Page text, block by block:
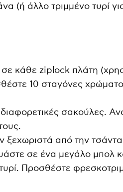
(ή άλλο τριμμένο τυρί
κάθε ziplock πλάτη
10 σταγόνες
σακούλες.
ξεχωριστά από την
σε ένα μεγάλο μπολ
Προσθέστε